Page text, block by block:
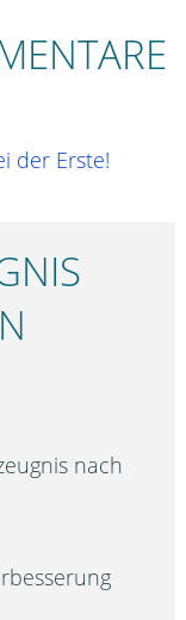
der Erste!
nach